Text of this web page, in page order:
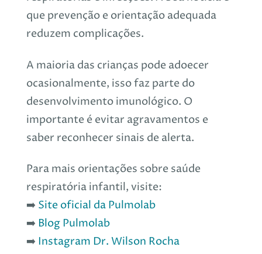
que prevenção e orientação adequada
reduzem complicações.
A maioria das crianças pode adoecer
ocasionalmente, isso faz parte do
desenvolvimento imunológico. O
importante é evitar agravamentos e
saber reconhecer sinais de alerta.
Para mais orientações sobre saúde
respiratória infantil, visite:
➡️ Site oficial da Pulmolab
➡️ Blog Pulmolab
➡️ Instagram Dr. Wilson Rocha